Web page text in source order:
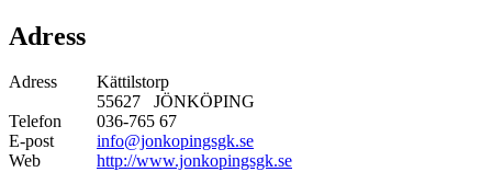
Adress
Adress
Kättilstorp
55627 JÖNKÖPING
Telefon
036-765 67
E-post
info@jonkopingsgk.se
Web
http://www.jonkopingsgk.se